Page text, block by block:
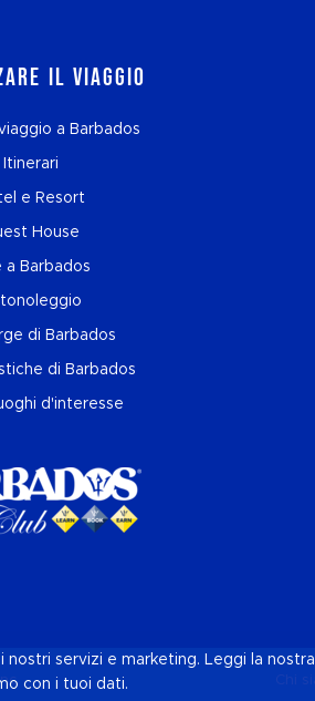
il viaggio
a Barbados
Itinerari
e Resort
House
a Barbados
di Barbados
di Barbados
d'interesse
servizi e marketing. Leggi la nostra
con i tuoi dati.